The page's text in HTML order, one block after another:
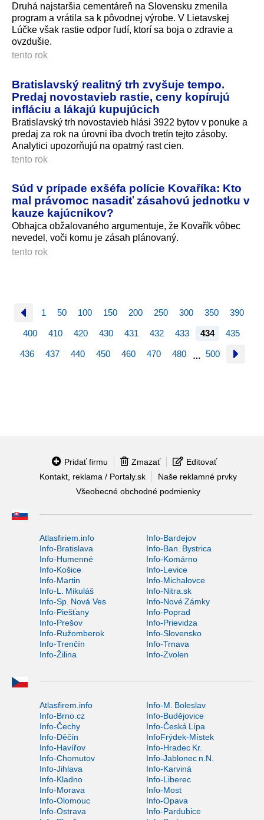
Druhá najstaršia cementáreň na Slovensku zmenila
program a vrátila sa k pôvodnej výrobe. V Lietavskej
Lúčke však rastie odpor ľudí, ktorí sa boja o zdravie a
ovzdušie.
tento rok
Bratislavský realitný trh zvyšuje tempo.
Predaj novostavieb rastie, ceny kopírujú
infláciu a lákajú kupujúcich
Bratislavský trh novostavieb hlási 3922 bytov v ponuke a
predaj za rok na úrovni iba dvoch tretín tejto zásoby.
Analytici upozorňujú na opatrný rast cien.
tento rok
Súd v prípade exšéfa polície Kovaříka: Kto
mal právomoc nasadiť zásahovú jednotku v
kauze kajúcnikov?
Obhajca obžalovaného argumentuje, že Kovařík vôbec
nevedel, voči komu je zásah plánovaný.
tento rok
1 50 100 150 200 250 300 350 390
400 410 420 430 431 432 433 434 435
436 437 440 450 460 470 480 … 500
Pridať firmu Zmazať
Editovať
Kontakt, reklama / Portaly.sk
Naše reklamné prvky
Všeobecné obchodné podmienky
Atlasfiriem.info
Info-Bardejov
Info-Bratislava
Info-Ban. Bystrica
Info-Humenné
Info-Komárno
Info-Košice
Info-Levice
Info-Martin
Info-Michalovce
Info-L. Mikuláš
Info-Nitra.sk
Info-Sp. Nová Ves
Info-Nové Zámky
Info-Piešťany
Info-Poprad
Info-Prešov
Info-Prievidza
Info-Ružomberok
Info-Slovensko
Info-Trenčín
Info-Trnava
Info-Žilina
Info-Zvolen
Atlasfirem.info
Info-M. Boleslav
Info-Brno.cz
Info-Budějovice
Info-Čechy
Info-Česká Lípa
Info-Děčín
InfoFrýdek-Místek
Info-Havířov
Info-Hradec Kr.
Info-Chomutov
Info-Jablonec n.N.
Info-Jihlava
Info-Karviná
Info-Kladno
Info-Liberec
Info-Morava
Info-Most
Info-Olomouc
Info-Opava
Info-Ostrava
Info-Pardubice